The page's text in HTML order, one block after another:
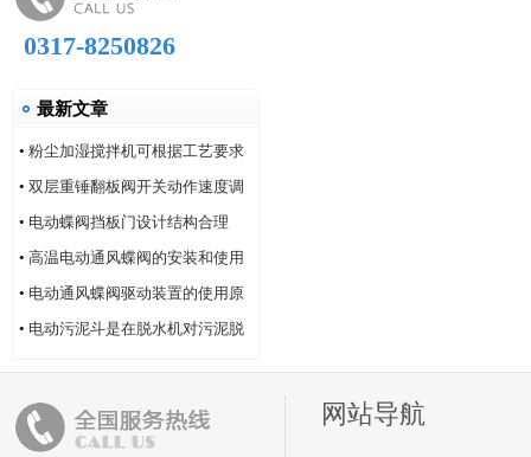
0317-8250826
最新文章
• 粉尘加湿搅拌机可根据工艺要求
选用
• 双层重锤翻板阀开关动作速度调
整
• 电动蝶阀挡板门设计结构合理
• 高温电动通风蝶阀的安装和使用
方法
• 电动通风蝶阀驱动装置的使用原
理特点
• 电动污泥斗是在脱水机对污泥脱
网站导航